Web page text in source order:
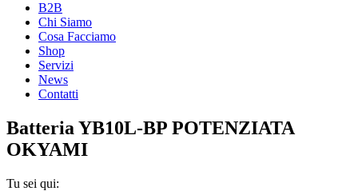
B2B
Chi Siamo
Cosa Facciamo
Shop
Servizi
News
Contatti
Batteria YB10L-BP POTENZIATA
OKYAMI
Tu sei qui: